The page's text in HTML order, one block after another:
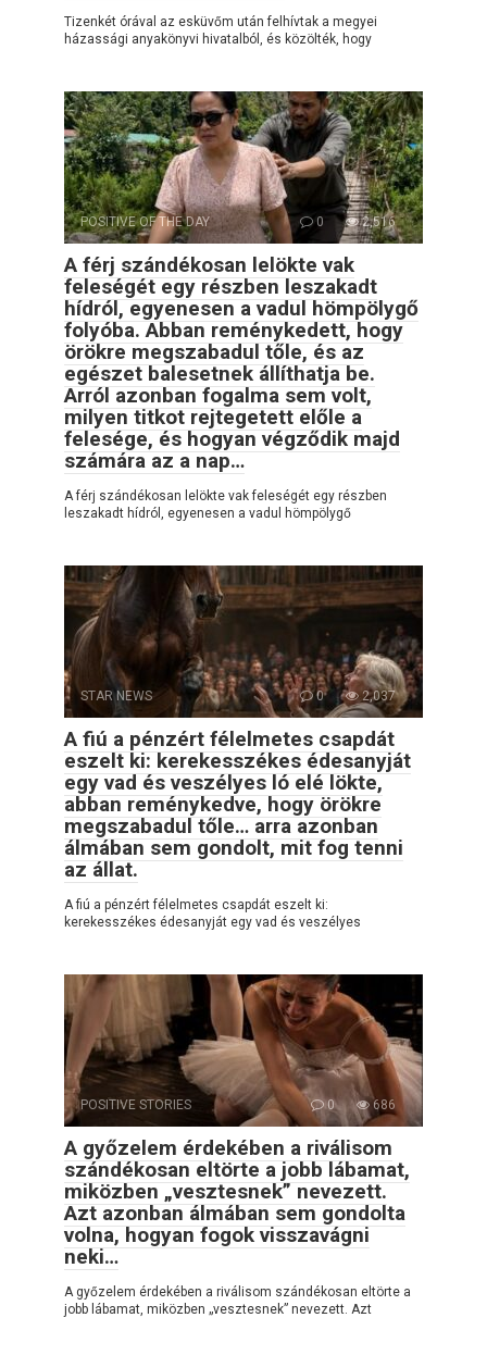
Tizenkét órával az esküvőm után felhívtak a megyei
házassági anyakönyvi hivatalból, és közölték, hogy
POSITIVE OF THE DAY 0 2,516
A férj szándékosan lelökte vak
feleségét egy részben leszakadt
hídról, egyenesen a vadul hömpölygő
folyóba. Abban reménykedett, hogy
örökre megszabadul tőle, és az
egészet balesetnek állíthatja be.
Arról azonban fogalma sem volt,
milyen titkot rejtegetett előle a
felesége, és hogyan végződik majd
számára az a nap…
A férj szándékosan lelökte vak feleségét egy részben
leszakadt hídról, egyenesen a vadul hömpölygő
STAR NEWS 0 2,037
A fiú a pénzért félelmetes csapdát
eszelt ki: kerekesszékes édesanyját
egy vad és veszélyes ló elé lökte,
abban reménykedve, hogy örökre
megszabadul tőle… arra azonban
álmában sem gondolt, mit fog tenni
az állat.
A fiú a pénzért félelmetes csapdát eszelt ki:
kerekesszékes édesanyját egy vad és veszélyes
POSITIVE STORIES 0 686
A győzelem érdekében a riválisom
szándékosan eltörte a jobb lábamat,
miközben „vesztesnek” nevezett.
Azt azonban álmában sem gondolta
volna, hogyan fogok visszavágni
neki…
A győzelem érdekében a riválisom szándékosan eltörte a
jobb lábamat, miközben „vesztesnek” nevezett. Azt